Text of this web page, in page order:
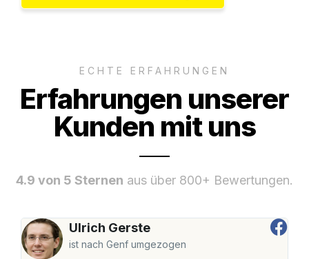
ECHTE ERFAHRUNGEN
Erfahrungen unserer
Kunden mit uns
4.9 von 5 Sternen aus über 800+ Bewertungen.
Ulrich Gerste
ist nach Genf umgezogen